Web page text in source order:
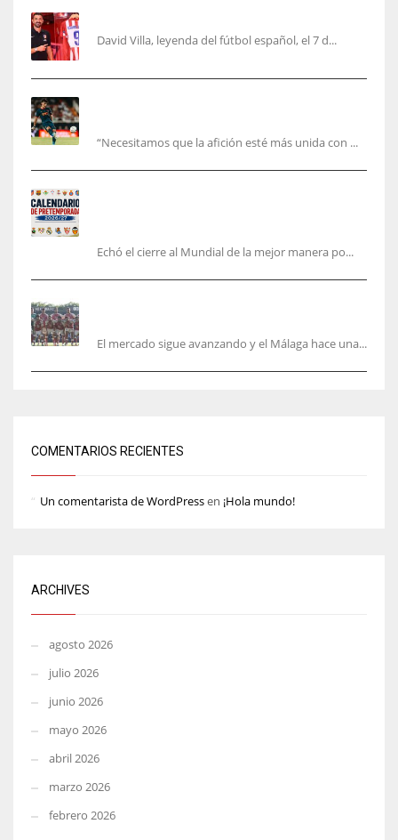
David Villa, leyenda del fútbol español, el 7 d...
“Necesitamos que la afición esté más unida con ...
Echó el cierre al Mundial de la mejor manera po...
El mercado sigue avanzando y el Málaga hace una...
COMENTARIOS RECIENTES
Un comentarista de WordPressen ¡Hola mundo!
ARCHIVES
agosto 2026
julio 2026
junio 2026
mayo 2026
abril 2026
marzo 2026
febrero 2026